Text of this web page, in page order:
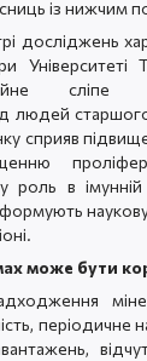
із нижчим
досліджень
Університеті
сліпе
людей
сприяв
роль в
може бути
періодичне